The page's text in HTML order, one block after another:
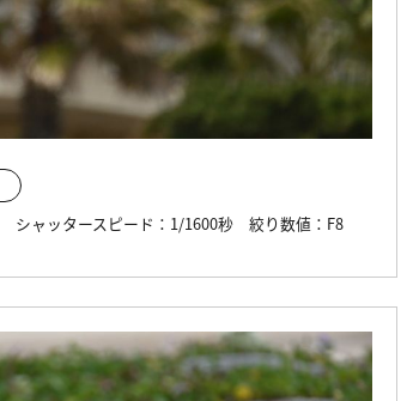
シャッタースピード： 1/1600秒 絞り数値： F8